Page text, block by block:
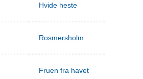
Hvide heste
Rosmersholm
Fruen fra havet